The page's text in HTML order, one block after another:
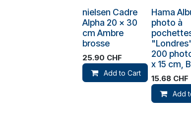
nielsen Cadre
Alpha 20 x 30
cm Ambre
brosse
25.90 CHF
Add to Cart
Hama
photo à
200
x 15 cm,
15.68CHF
Add